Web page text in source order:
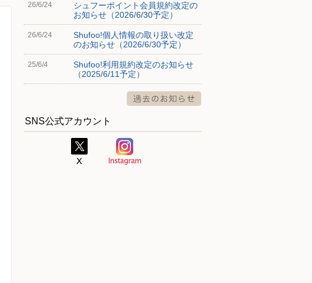
26/6/24
シュフーポイント会員規約改定の
お知らせ（2026/6/30予定）
26/6/24
Shufoo!個人情報の取り扱い改定
のお知らせ（2026/6/30予定）
25/6/4
Shufoo!利用規約改定のお知らせ
（2025/6/11予定）
SNS公式アカウント